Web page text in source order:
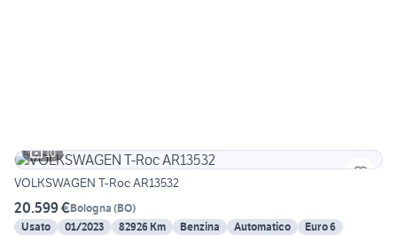
10
VOLKSWAGEN T-Roc AR13532
20.599 €Bologna (BO)
Usato
01/2023 82926 Km Benzina Automatico
Euro 6